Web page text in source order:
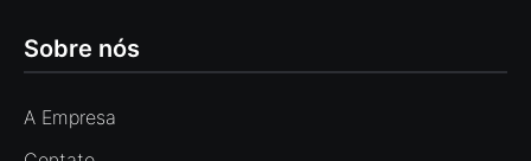
Sobre nós
A Empresa